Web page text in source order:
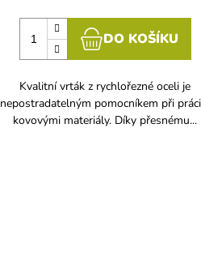
DO KOŠÍKU
Kvalitní vrták z rychlořezné oceli je
nepostradatelným pomocníkem při
kovovými materiály. Díky přesnému...